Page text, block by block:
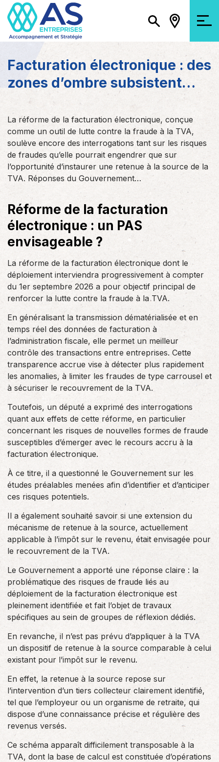
Facturation électronique : des
zones d’ombre subsistent…
La réforme de la facturation électronique, conçue
comme un outil de lutte contre la fraude à la TVA,
soulève encore des interrogations tant sur les risques
de fraudes qu’elle pourrait engendrer que sur
l’opportunité d’instaurer une retenue à la source de la
TVA. Réponses du Gouvernement…
Réforme de la facturation
électronique : un PAS
envisageable ?
La réforme de la facturation électronique dont le
déploiement interviendra progressivement à compter
du 1er septembre 2026 a pour objectif principal de
renforcer la lutte contre la fraude à la TVA.
En généralisant la transmission dématérialisée et en
temps réel des données de facturation à
l’administration fiscale, elle permet un meilleur
contrôle des transactions entre entreprises. Cette
transparence accrue vise à détecter plus rapidement
les anomalies, à limiter les fraudes de type carrousel et
à sécuriser le recouvrement de la TVA.
Toutefois, un député a exprimé des interrogations
quant aux effets de cette réforme, en particulier
concernant les risques de nouvelles formes de fraude
susceptibles d’émerger avec le recours accru à la
facturation électronique.
À ce titre, il a questionné le Gouvernement sur les
études préalables menées afin d’identifier et d’anticiper
ces risques potentiels.
Il a également souhaité savoir si une extension du
mécanisme de retenue à la source, actuellement
applicable à l’impôt sur le revenu, était envisagée pour
le recouvrement de la TVA.
Le Gouvernement a apporté une réponse claire : la
problématique des risques de fraude liés au
déploiement de la facturation électronique est
pleinement identifiée et fait l’objet de travaux
spécifiques au sein de groupes de réflexion dédiés.
En revanche, il n’est pas prévu d’appliquer à la TVA
un dispositif de retenue à la source comparable à celui
existant pour l’impôt sur le revenu.
En effet, la retenue à la source repose sur
l’intervention d’un tiers collecteur clairement identifié,
tel que l’employeur ou un organisme de retraite, qui
dispose d’une connaissance précise et régulière des
revenus versés.
Ce schéma apparaît difficilement transposable à la
TVA, dont la base de calcul est constituée d’opérations